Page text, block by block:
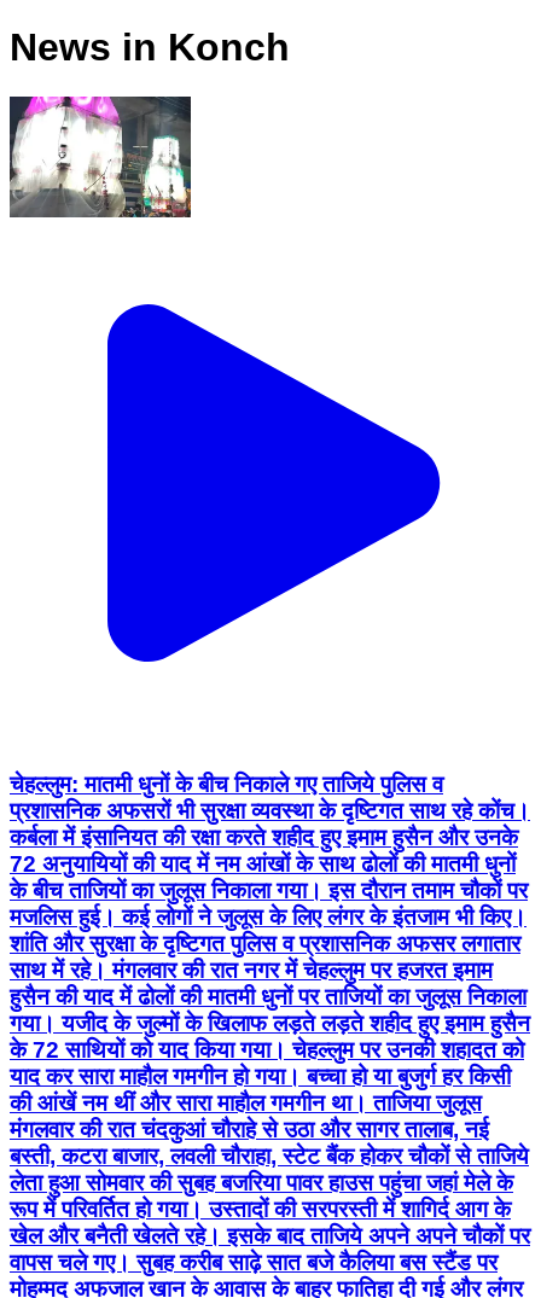
News in Konch
चेहल्लुम: मातमी धुनों के बीच निकाले गए ताजिये पुलिस व
प्रशासनिक अफसरों भी सुरक्षा व्यवस्था के दृष्टिगत साथ रहे कोंच।
कर्बला में इंसानियत की रक्षा करते शहीद हुए इमाम हुसैन और उनके
72 अनुयायियों की याद में नम आंखों के साथ ढोलों की मातमी धुनों
के बीच ताजियों का जुलूस निकाला गया। इस दौरान तमाम चौकों पर
मजलिस हुई। कई लोगों ने जुलूस के लिए लंगर के इंतजाम भी किए।
शांति और सुरक्षा के दृष्टिगत पुलिस व प्रशासनिक अफसर लगातार
साथ में रहे। मंगलवार की रात नगर में चेहल्लुम पर हजरत इमाम
हुसैन की याद में ढोलों की मातमी धुनों पर ताजियों का जुलूस निकाला
गया। यजीद के जुल्मों के खिलाफ लड़ते लड़ते शहीद हुए इमाम हुसैन
के 72 साथियों को याद किया गया। चेहल्लुम पर उनकी शहादत को
याद कर सारा माहौल गमगीन हो गया। बच्चा हो या बुजुर्ग हर किसी
की आंखें नम थीं और सारा माहाैल गमगीन था। ताजिया जुलूस
मंगलवार की रात चंदकुआं चौराहे से उठा और सागर तालाब, नई
बस्ती, कटरा बाजार, लवली चौराहा, स्टेट बैंक होकर चौकों से ताजिये
लेता हुआ सोमवार की सुबह बजरिया पावर हाउस पहुंचा जहां मेले के
रूप में परिवर्तित हो गया। उस्तादों की सरपरस्ती में शागिर्द आग के
खेल और बनैती खेलते रहे। इसके बाद ताजिये अपने अपने चौकों पर
वापस चले गए। सुबह करीब साढ़े सात बजे कैलिया बस स्टैंड पर
मोहम्मद अफजाल खान के आवास के बाहर फातिहा दी गई और लंगर